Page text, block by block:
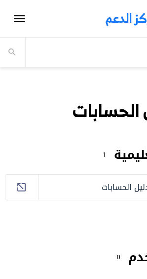
الدعم
الحسابات
1
الحسابات
0